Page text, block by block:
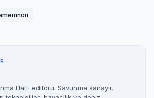
Hattı editörü. Savunma sanayii,